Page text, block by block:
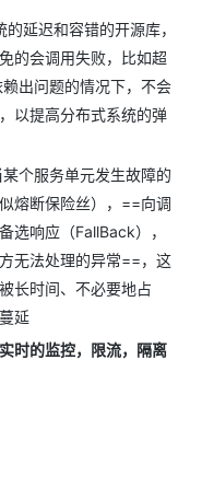
延迟和容错的开源库，
的会调用失败，比如超
出问题的情况下，不会
以提高分布式系统的弹
个服务单元发生故障的
熔断保险丝），==向调
选响应（FallBack），
无法处理的异常==，这
长时间、不必要地占
延
时的监控，限流，隔离